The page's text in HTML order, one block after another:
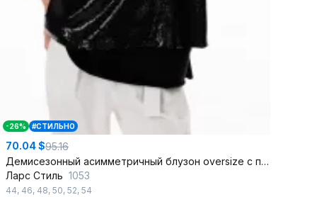
-26% #СТИЛЬНО
70.04 $95.16
Демисезонный асимметричный блузон oversize с пайетками
Ларс Стиль 1053
44, 46, 48, 50, 52, 54